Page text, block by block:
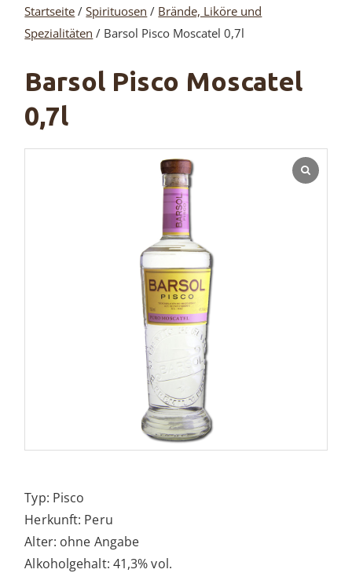
Startseite /Spirituosen / Brände, Liköre und
Spezialitäten / Barsol Pisco Moscatel 0,7l
Barsol Pisco Moscatel
0,7l
Typ: Pisco
Herkunft: Peru
Alter: ohne Angabe
Alkoholgehalt: 41,3% vol.